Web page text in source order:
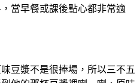
當早餐或課後點心都非常適
豆漿不是很捧場，所以三不五